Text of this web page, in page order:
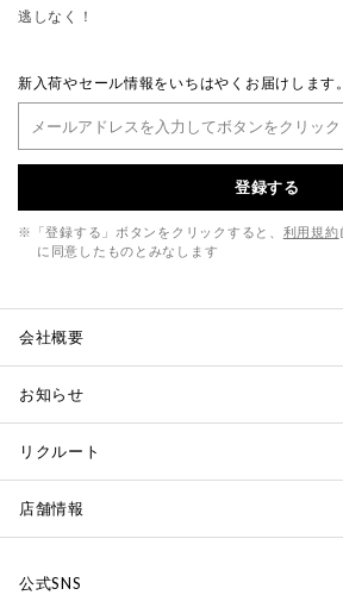
逃しなく！
新入荷やセール情報をいちはやくお届けします。
登録する
※「登録する」ボタンをクリックすると、 利用規約
に同意したものとみなします
会社概要
お知らせ
リクルート
店舗情報
公式SNS